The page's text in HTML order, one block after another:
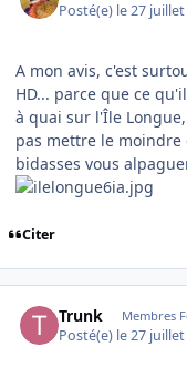
Posté(e) le 27
A mon avis, c'est
HD... parce que ce
à quai sur l'Île
pas mettre le
bidasses vous
Citer
Trunk Membres
Posté(e) le 27